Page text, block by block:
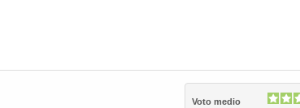
Voto medio